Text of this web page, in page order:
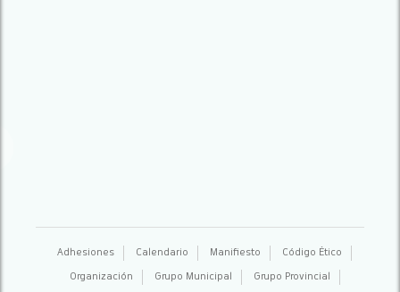
Adhesiones Calendario Manifiesto Código Ético
Organización Grupo Municipal Grupo Provincial